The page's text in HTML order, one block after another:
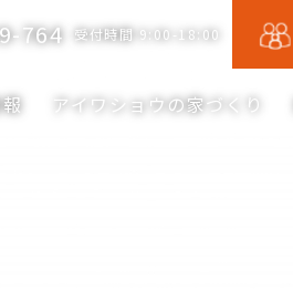
764 受付時間 9:00-18:00
アイワショウの家づくり